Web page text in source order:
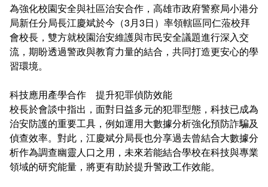
為強化校園安全與社區治安合作，高雄市政府警察局小港分
局新任分局長江慶斌於今（3月3日）率領轄區同仁蒞校拜
會校長，雙方就校園治安維護與市民安全議題進行深入交
流，期盼透過警政與教育力量的結合，共同打造更安心的學
習環境。
科技應用產學合作 提升犯罪偵防效能
校長於會談中指出，面對日益多元的犯罪型態，科技已成為
治安防護的重要工具，例如運用大數據分析強化預防詐騙及
偵查效率。對此，江慶斌分局長也分享過去曾結合大數據分
析作為調查幽靈人口之用，未來若能結合學校在科技與專業
領域的研究能量，將更有助於提升警政工作效能。